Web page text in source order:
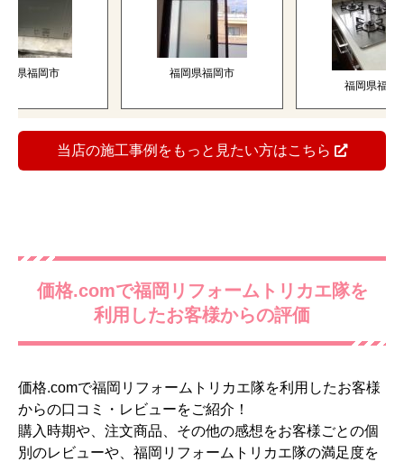
福岡市 福岡県福岡市
福岡県福岡市
当店の施工事例をもっと見たい方はこちら
価格.comで福岡リフォームトリカエ隊を
利用したお客様からの評価
価格.comで福岡リフォームトリカエ隊を利用したお客様
からの口コミ・レビューをご紹介！
購入時期や、注文商品、その他の感想をお客様ごとの個
別のレビューや、福岡リフォームトリカエ隊の満足度を